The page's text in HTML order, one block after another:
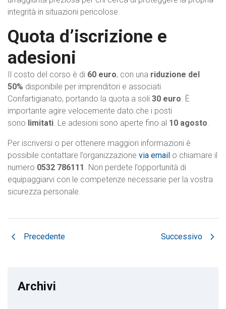
integrità in situazioni pericolose.
Quota d’iscrizione e
adesioni
Il costo del corso è di 60 euro, con una riduzione del
50% disponibile per imprenditori e associati
Confartigianato, portando la quota a soli 30 euro. È
importante agire velocemente dato che i posti
sono limitati. Le adesioni sono aperte fino al 10 agosto.
Per iscriversi o per ottenere maggiori informazioni è
possibile contattare l’organizzazione via email o chiamare il
numero 0532 786111. Non perdete l’opportunità di
equipaggiarvi con le competenze necessarie per la vostra
sicurezza personale.
chevron_left Precedente Successivo chevron_right
Archivi